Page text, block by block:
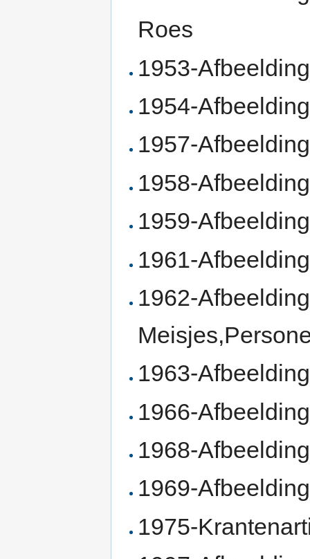
Roes
1953-
1954-
1957-
1958-
1959-
1961-
1962-
1963-
1966-
1968-
1969-
1975-